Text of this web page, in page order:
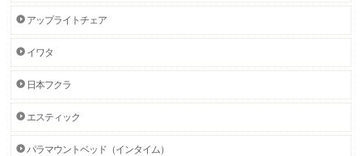
アップライトチェア
イワタ
日本フクラ
エスティック
パラマウントベッド（インタイム）